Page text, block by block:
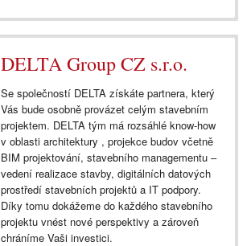
DELTA Group CZ s.r.o.
Se společností DELTA získáte partnera, který
Vás bude osobně provázet celým stavebním
projektem. DELTA tým má rozsáhlé know-how
v oblasti architektury , projekce budov včetně
BIM projektování, stavebního managementu –
vedení realizace stavby, digitálních datových
prostředí stavebních projektů a IT podpory.
Díky tomu dokážeme do každého stavebního
projektu vnést nové perspektivy a zároveň
chráníme Vaši investici.